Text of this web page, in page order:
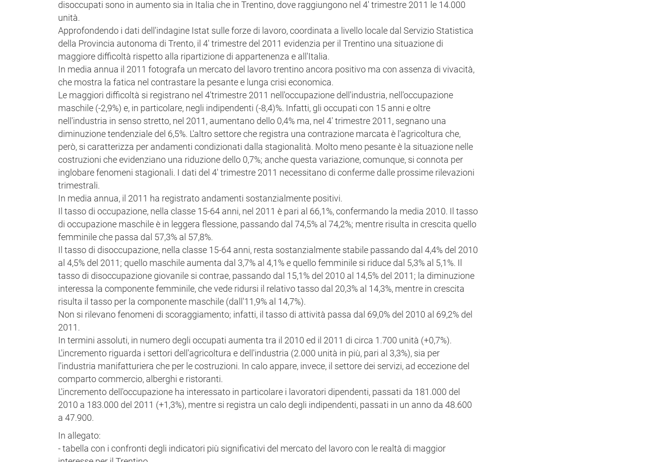
disoccupati sono in aumento sia in Italia che in Trentino, dove raggiungono nel 4' trimestre 2011 le 14.000
unità.
Approfondendo i dati dell'indagine Istat sulle forze di lavoro, coordinata a livello locale dal Servizio Statistica
della Provincia autonoma di Trento, il 4' trimestre del 2011 evidenzia per il Trentino una situazione di
maggiore difficoltà rispetto alla ripartizione di appartenenza e all'Italia.
In media annua il 2011 fotografa un mercato del lavoro trentino ancora positivo ma con assenza di vivacità,
che mostra la fatica nel contrastare la pesante e lunga crisi economica.
Le maggiori difficoltà si registrano nel 4'trimestre 2011 nell'occupazione dell'industria, nell'occupazione
maschile (-2,9%) e, in particolare, negli indipendenti (-8,4)%. Infatti, gli occupati con 15 anni e oltre
nell'industria in senso stretto, nel 2011, aumentano dello 0,4% ma, nel 4' trimestre 2011, segnano una
diminuzione tendenziale del 6,5%. L'altro settore che registra una contrazione marcata è l'agricoltura che,
però, si caratterizza per andamenti condizionati dalla stagionalità. Molto meno pesante è la situazione nelle
costruzioni che evidenziano una riduzione dello 0,7%; anche questa variazione, comunque, si connota per
inglobare fenomeni stagionali. I dati del 4' trimestre 2011 necessitano di conferme dalle prossime rilevazioni
trimestrali.
In media annua, il 2011 ha registrato andamenti sostanzialmente positivi.
Il tasso di occupazione, nella classe 15-64 anni, nel 2011 è pari al 66,1%, confermando la media 2010. Il tasso
di occupazione maschile è in leggera flessione, passando dal 74,5% al 74,2%; mentre risulta in crescita quello
femminile che passa dal 57,3% al 57,8%.
Il tasso di disoccupazione, nella classe 15-64 anni, resta sostanzialmente stabile passando dal 4,4% del 2010
al 4,5% del 2011; quello maschile aumenta dal 3,7% al 4,1% e quello femminile si riduce dal 5,3% al 5,1%. Il
tasso di disoccupazione giovanile si contrae, passando dal 15,1% del 2010 al 14,5% del 2011; la diminuzione
interessa la componente femminile, che vede ridursi il relativo tasso dal 20,3% al 14,3%, mentre in crescita
risulta il tasso per la componente maschile (dall'11,9% al 14,7%).
Non si rilevano fenomeni di scoraggiamento; infatti, il tasso di attività passa dal 69,0% del 2010 al 69,2% del
2011.
In termini assoluti, in numero degli occupati aumenta tra il 2010 ed il 2011 di circa 1.700 unità (+0,7%).
L'incremento riguarda i settori dell'agricoltura e dell'industria (2.000 unità in più, pari al 3,3%), sia per
l'industria manifatturiera che per le costruzioni. In calo appare, invece, il settore dei servizi, ad eccezione del
comparto commercio, alberghi e ristoranti.
L'incremento dell'occupazione ha interessato in particolare i lavoratori dipendenti, passati da 181.000 del
2010 a 183.000 del 2011 (+1,3%), mentre si registra un calo degli indipendenti, passati in un anno da 48.600
a 47.900.
In allegato:
- tabella con i confronti degli indicatori più significativi del mercato del lavoro con le realtà di maggior